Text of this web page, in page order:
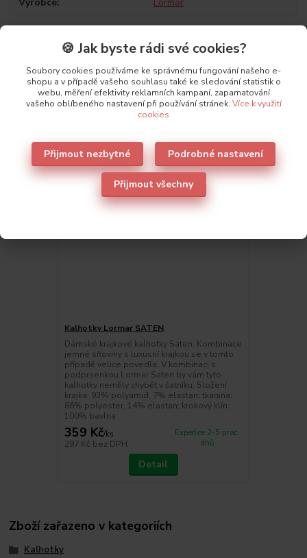
Také doporučujeme 1
Kalhotky Lormar SATEN
Dámské krajkové kalhotky Saten. Kombinace
jemné síťoviny s luxusní krajkou se v tomto
případě velice povedla. V kombinaci s
podprsenkou Lormar Saten by vám tyto
kalhotky neměly chybět v šatníku. Složení
krajka: 93% polyamid, 7% elastan; tkanina:
86% polyester, 14% elastan; krokový klín:
100% bavlna
359 Kč/ks
297 Kč bez DPH
Expedice 2-5 prac.
dnů
Detail
Zboží zařazeno v kategoriích
Kalhotky
🍪 Jak byste rádi své cookies?
Soubory cookies používáme ke správnému fungování našeho e-
shopu a v případě vašeho souhlasu také ke sledování statistik o
webu, měření efektivity reklamních kampaní, zapamatování
vašeho oblíbeného nastavení při používání stránek. Více k využití
cookies
Přijmout nezbytné Podrobné nastavení
Přijmout všechny